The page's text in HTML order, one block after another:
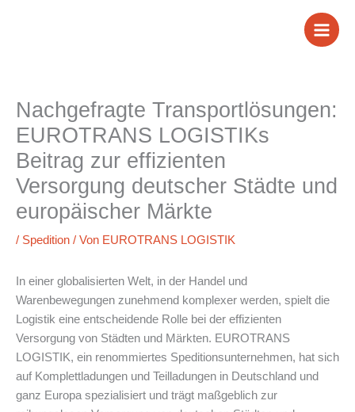
Nachgefragte Transportlösungen:
EUROTRANS LOGISTIKs
Beitrag zur effizienten
Versorgung deutscher Städte und
europäischer Märkte
/ Spedition / Von EUROTRANS LOGISTIK
In einer globalisierten Welt, in der Handel und
Warenbewegungen zunehmend komplexer werden, spielt die
Logistik eine entscheidende Rolle bei der effizienten
Versorgung von Städten und Märkten. EUROTRANS
LOGISTIK, ein renommiertes Speditionsunternehmen, hat sich
auf Komplettladungen und Teilladungen in Deutschland und
ganz Europa spezialisiert und trägt maßgeblich zur